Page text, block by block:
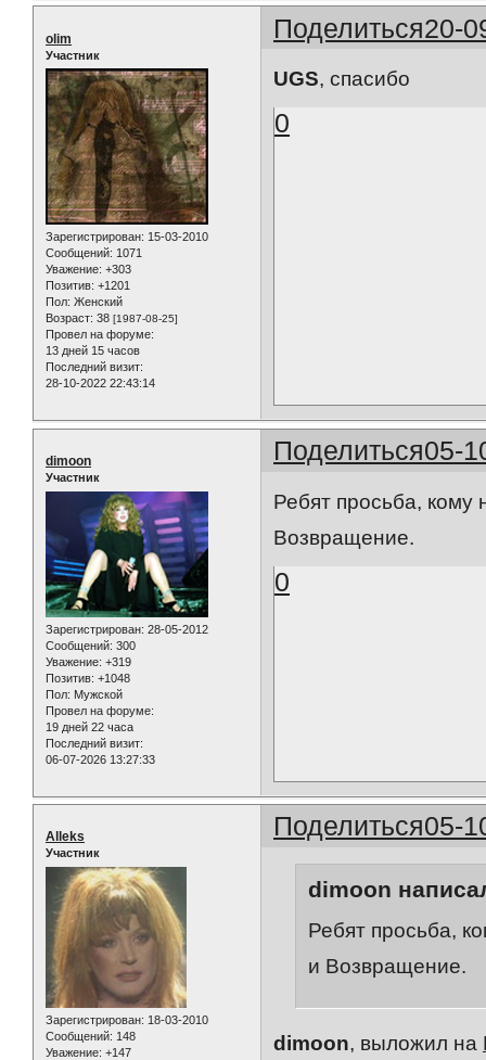
Поделиться20-
olim
Участник
Зарегистрирован: 15-03-2010
Сообщений: 1071
Уважение: +303
Позитив: +1201
Пол: Женский
Возраст: 38 [1987-08-25]
Провел на форуме:
13 дней 15 часов
Последний визит:
28-10-2022 22:43:14
UGS, спасибо
0
Поделиться05-
dimoon
Участник
Зарегистрирован: 28-05-2012
Сообщений: 300
Уважение: +319
Позитив: +1048
Пол: Мужской
Провел на форуме:
19 дней 22 часа
Последний визит:
06-07-2026 13:27:33
Ребят просьба,
Возвращение.
0
Поделиться05-
Alleks
Участник
Зарегистрирован: 18-03-2010
Сообщений: 148
Уважение: +147
dimoon
Ребят просьба,
и Возвращение.
dimoon, выложил на